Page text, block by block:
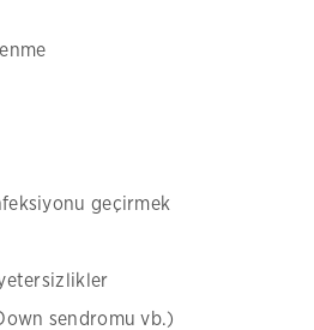
geçirmek
yetersizlikler
sendromu vb.)